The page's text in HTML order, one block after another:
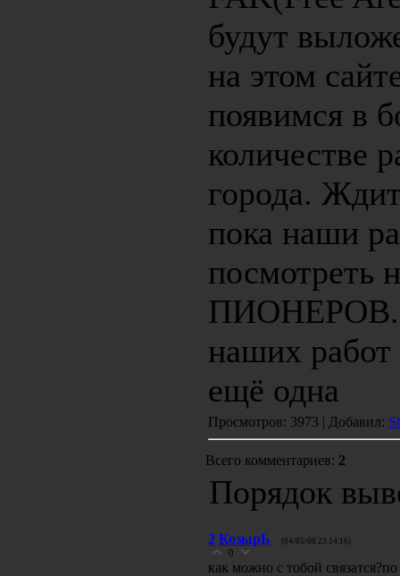
будут
на этом
появимся в
количестве
города.
пока наши
ПИОНЕРОВ.
наших работ
ещё одна
Просмотров: 3973 | Добавил:
Всего комментариев: 2
Порядок
2 КозырЬ (04/05/08 23.14.16)
0
как можно с тобой